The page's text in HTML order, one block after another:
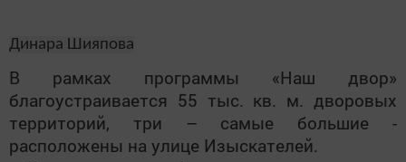
Динара Шияпова
В рамках программы «Наш двор»
благоустраивается 55 тыс. кв. м. дворовых
территорий, три – самые большие -
расположены на улице Изыскателей.